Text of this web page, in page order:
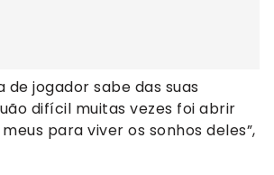
de jogador sabe das suas
difícil muitas vezes foi abrir
para viver os sonhos deles”,